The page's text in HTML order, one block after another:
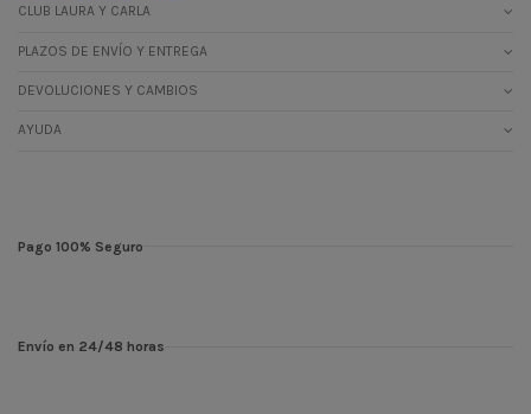
CLUB LAURA Y CARLA
PLAZOS DE ENVÍO Y ENTREGA
DEVOLUCIONES Y CAMBIOS
AYUDA
Pago 100% Seguro
Envío en 24/48 horas